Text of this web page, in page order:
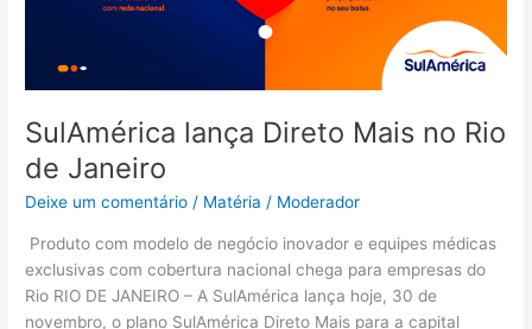
SulAmérica lança Direto Mais no Rio
de Janeiro
Deixe um comentário / Matéria / Moderador
Produto com modelo de negócio inovador e equipes médicas
exclusivas com cobertura nacional chega para empresas do
Rio RIO DE JANEIRO – A SulAmérica lança hoje, 30 de
novembro, o plano SulAmérica Direto Mais para a capital